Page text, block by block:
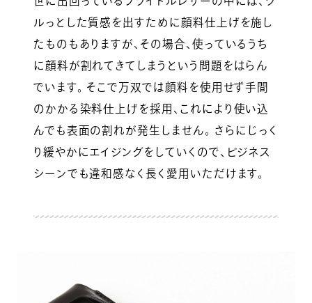
ルっとした質感を出すために顔料仕上げを施し
たものもありますが、その場合、使っているうち
に顔料が割れてきてしまうという問題をはらん
でいます。 そこで万双では顔料を使用せず手間
のかかる染料仕上げを採用、これにより使い込
んでも表面の割れが発生しません。 さらにじっく
り緩やかにエイジングをしていくので、ビジネス
シーンでも違和感なく長く愛用いただけます。